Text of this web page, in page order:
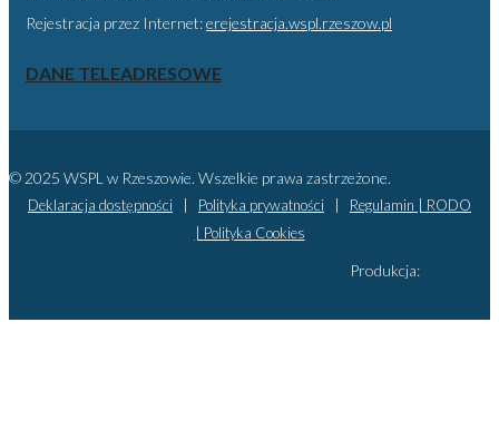
Rejestracja przez Internet:erejestracja.wspl.rzeszow.pl
DANE TELEADRESOWE
© 2025 WSPL w Rzeszowie. Wszelkie prawa zastrzeżone.
Deklaracja dostępności Polityka prywatności Regulamin | RODO
Polityka Cookies
Produkcja: